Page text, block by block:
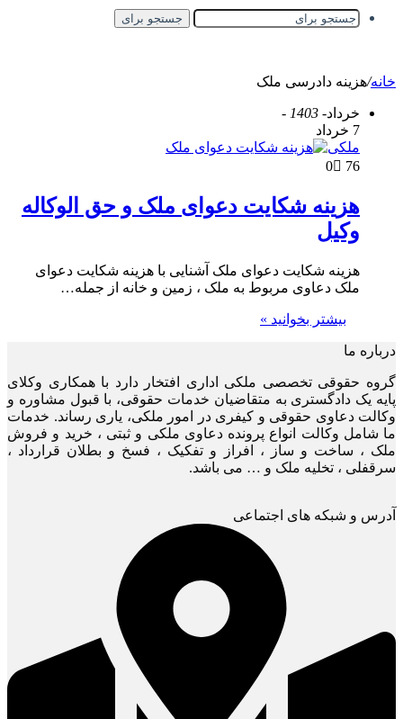
جستجو برای
خانه/هزینه دادرسی ملک
خرداد- 1403 -
7 خرداد
ملکی
0
76
هزینه شکایت دعوای ملک و حق الوکاله
وکیل
هزینه شکایت دعوای ملک آشنایی با هزینه شکایت دعوای
ملک دعاوی مربوط به ملک ، زمین و خانه از جمله…
بیشتر بخوانید »
درباره ما
گروه حقوقی تخصصی ملکی اداری افتخار دارد با همکاری وکلای
پایه یک دادگستری به متقاضیان خدمات حقوقی، با قبول مشاوره و
وکالت دعاوی حقوقی و کیفری در امور ملکی، یاری رساند. خدمات
ما شامل وکالت انواع پرونده دعاوی ملکی و ثبتی ، خرید و فروش
ملک ، ساخت و ساز ، افراز و تفکیک ، فسخ و بطلان قرارداد ،
سرقفلی ، تخلیه ملک و … می باشد.
آدرس و شبکه های اجتماعی